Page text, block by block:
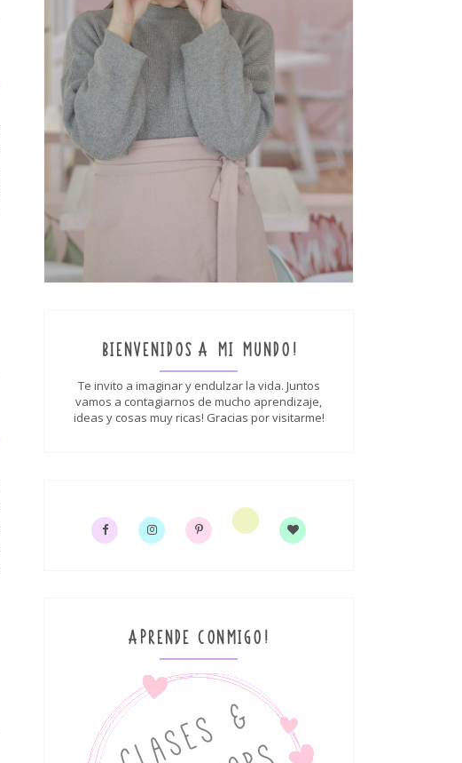
BIENVENIDOS A MI MUNDO!
Te invito a imaginar y endulzar la vida. Juntos
vamos a contagiarnos de mucho aprendizaje,
ideas y cosas muy ricas! Gracias por visitarme!
APRENDE CONMIGO!